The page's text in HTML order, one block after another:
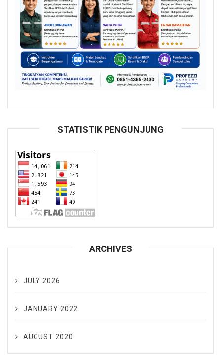
STATISTIK PENGUNJUNG
ARCHIVES
JULY 2026
JANUARY 2022
AUGUST 2020